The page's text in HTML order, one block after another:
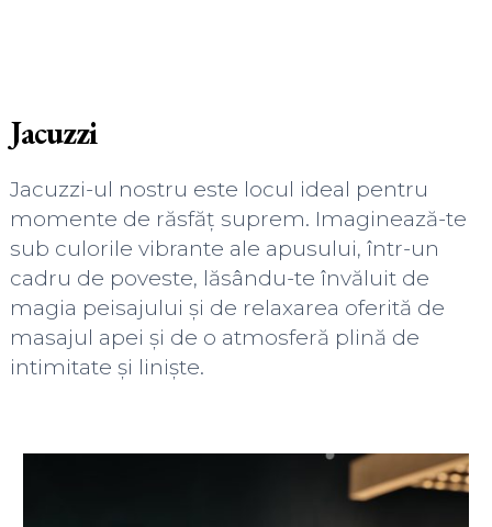
Jacuzzi
Jacuzzi-ul nostru este locul ideal pentru
momente de răsfăț suprem. Imaginează-te
sub culorile vibrante ale apusului, într-un
cadru de poveste, lăsându-te învăluit de
magia peisajului și de relaxarea oferită de
masajul apei și de o atmosferă plină de
intimitate și liniște.